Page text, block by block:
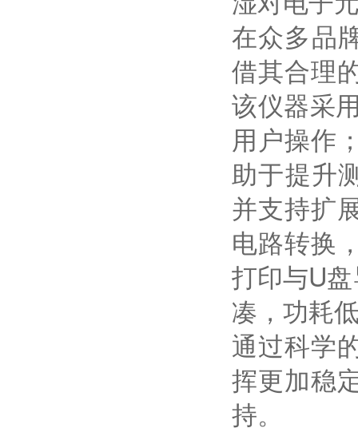
在众多品
借其合理
该仪器采
用户操作
助于提升
并支持扩
电路转换
打印与U
凑，功耗
通过科学
挥更加稳
持。